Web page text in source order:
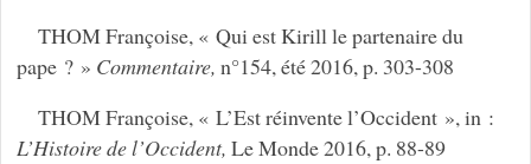
THOM Françoise, « Qui est Kirill le partenaire du
pape ? » Commentaire, n°154, été 2016, p. 303-308
THOM Françoise, « L’Est réinvente l’Occident », in :
L’Histoire de l’Occident, Le Monde 2016, p. 88-89